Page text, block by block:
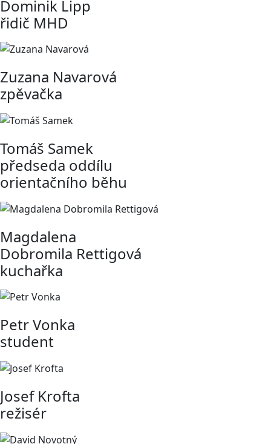
Dominik Lipp
řidič MHD
Zuzana Navarová
zpěvačka
Tomáš Samek
předseda oddílu
orientačního běhu
Magdalena
Dobromila Rettigová
kuchařka
Petr Vonka
student
Josef Krofta
režisér